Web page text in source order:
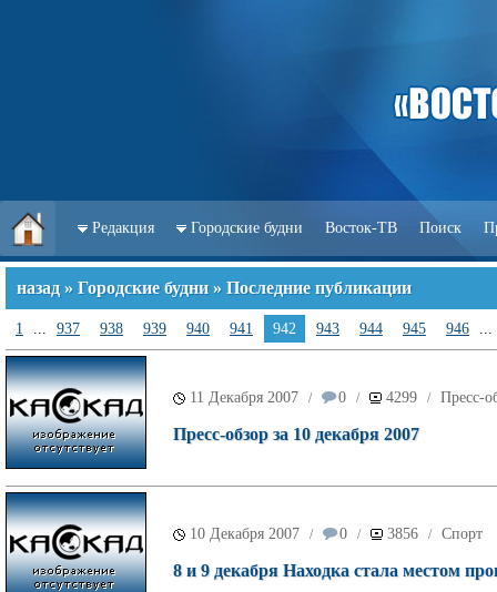
Редакция Городские будни Восток-ТВ Поиск
назад » Городские будни » Последние публикации
1 ... 937 938 939 940 941 942 943 944 945 946 ...
11 Декабря 2007 / 0 / 4299 / Пресс-
Пресс-обзор за 10 декабря 2007
10 Декабря 2007 / 0 / 3856 / Спорт
8 и 9 декабря Находка стала местом